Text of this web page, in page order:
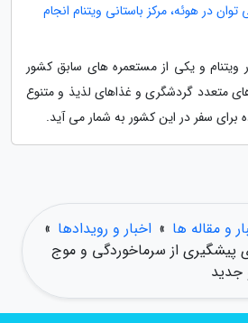
در هوئه، مرکز باستانی ویتنام انجام
ویتنام و یکی از مستعمره های سابق کشور
متعدد گردشگری و غذاهای لذیذ و متنوع
سفر در این کشور به شمار می آید.
و مقاله ها » اخبار و رویدادها »
پیشگیری از سرماخوردگی و موج
جدید